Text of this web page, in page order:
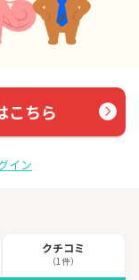
こちら
イン
クチコミ
（1件）